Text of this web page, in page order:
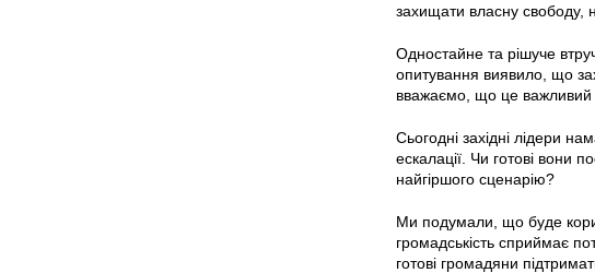
захищати власну свободу,
Одностайне та рішуче
опитування виявило, що
вважаємо, що це важливий
Сьогодні західні лідери
ескалації. Чи готові вони
найгіршого сценарію?
Ми подумали, що буде
громадськість сприймає
готові громадяни